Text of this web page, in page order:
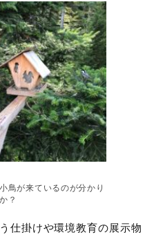
鳥が来ているのが分かり
？
仕掛けや環境教育の展示物